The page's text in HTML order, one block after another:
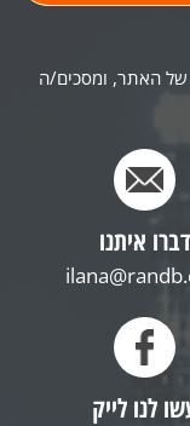
של האתר, ומסכים/ה
דברו איתנו
לנו לייק